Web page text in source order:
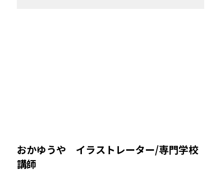
おかゆうや　イラストレーター/専門学校
講師